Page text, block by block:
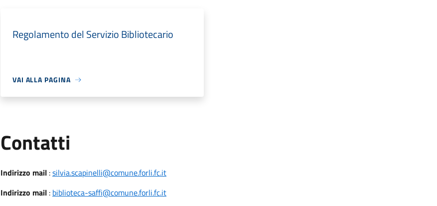
Regolamento del Servizio Bibliotecario
VAI ALLA PAGINA
Contatti
Indirizzo mail:silvia.scapinelli@comune.forli.fc.it
Indirizzo mail: biblioteca-saffi@comune.forli.fc.it